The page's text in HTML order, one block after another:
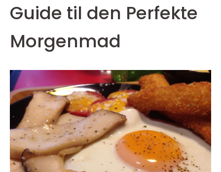
Guide til den Perfekte
Morgenmad